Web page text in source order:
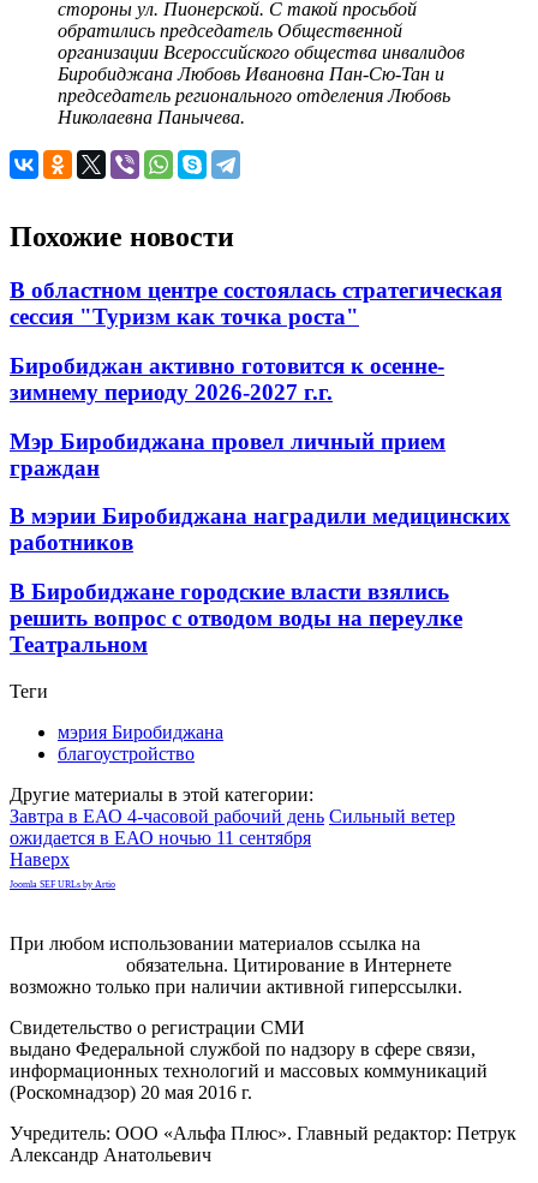
стороны ул. Пионерской. С такой просьбой
обратились председатель Общественной
организации Всероссийского общества инвалидов
Биробиджана Любовь Ивановна Пан-Сю-Тан и
председатель регионального отделения Любовь
Николаевна Панычева.
Похожие новости
В областном центре состоялась стратегическая
сессия "Туризм как точка роста"
Биробиджан активно готовится к осенне-
зимнему периоду 2026-2027 г.г.
Мэр Биробиджана провел личный прием
граждан
В мэрии Биробиджана наградили медицинских
работников
В Биробиджане городские власти взялись
решить вопрос с отводом воды на переулке
Театральном
Теги
мэрия Биробиджана
благоустройство
Другие материалы в этой категории:
Завтра в ЕАО 4-часовой рабочий день Сильный ветер
ожидается в ЕАО ночью 11 сентября
Наверх
Joomla SEF URLs by Artio
При любом использовании материалов ссылка на
обязательна. Цитирование в Интернете
возможно только при наличии активной гиперссылки.
Свидетельство о регистрации СМИ
выдано Федеральной службой по надзору в сфере связи,
информационных технологий и массовых коммуникаций
(Роскомнадзор) 20 мая 2016 г.
Учредитель: ООО «Альфа Плюс». Главный редактор: Петрук
Александр Анатольевич